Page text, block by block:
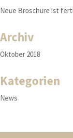
Neue Broschüre ist
Archiv
Oktober 2018
Kategorien
News